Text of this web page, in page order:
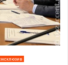
эксклюзив